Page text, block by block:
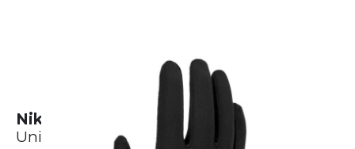
Nike Pacer Liner RG
Unisex